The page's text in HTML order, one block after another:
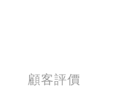
顧客評價